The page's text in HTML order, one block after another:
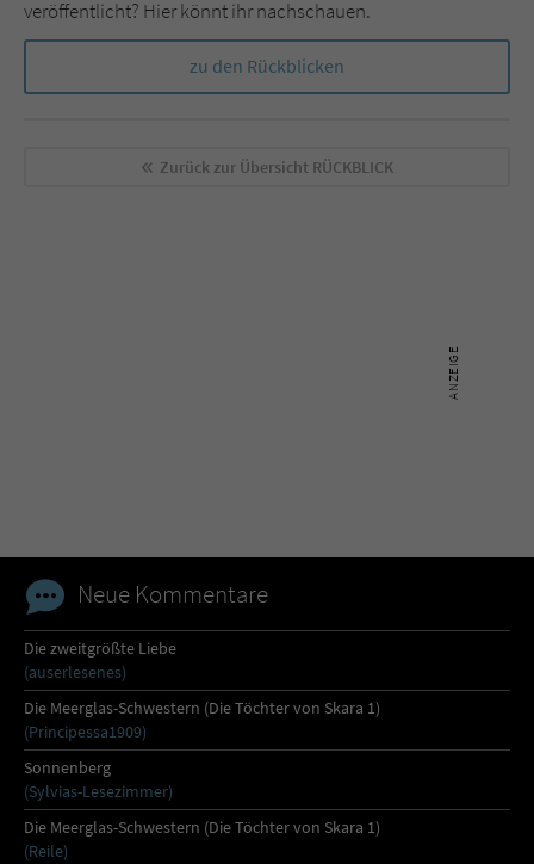
veröffentlicht? Hier könnt ihr nachschauen.
zu den Rückblicken
Zurück zur Übersicht RÜCKBLICK
Neue Kommentare
Die zweitgrößte Liebe
(auserlesenes)
Die Meerglas-Schwestern (Die Töchter von Skara 1)
(Principessa1909)
Sonnenberg
(Sylvias-Lesezimmer)
Die Meerglas-Schwestern (Die Töchter von Skara 1)
(Reile)